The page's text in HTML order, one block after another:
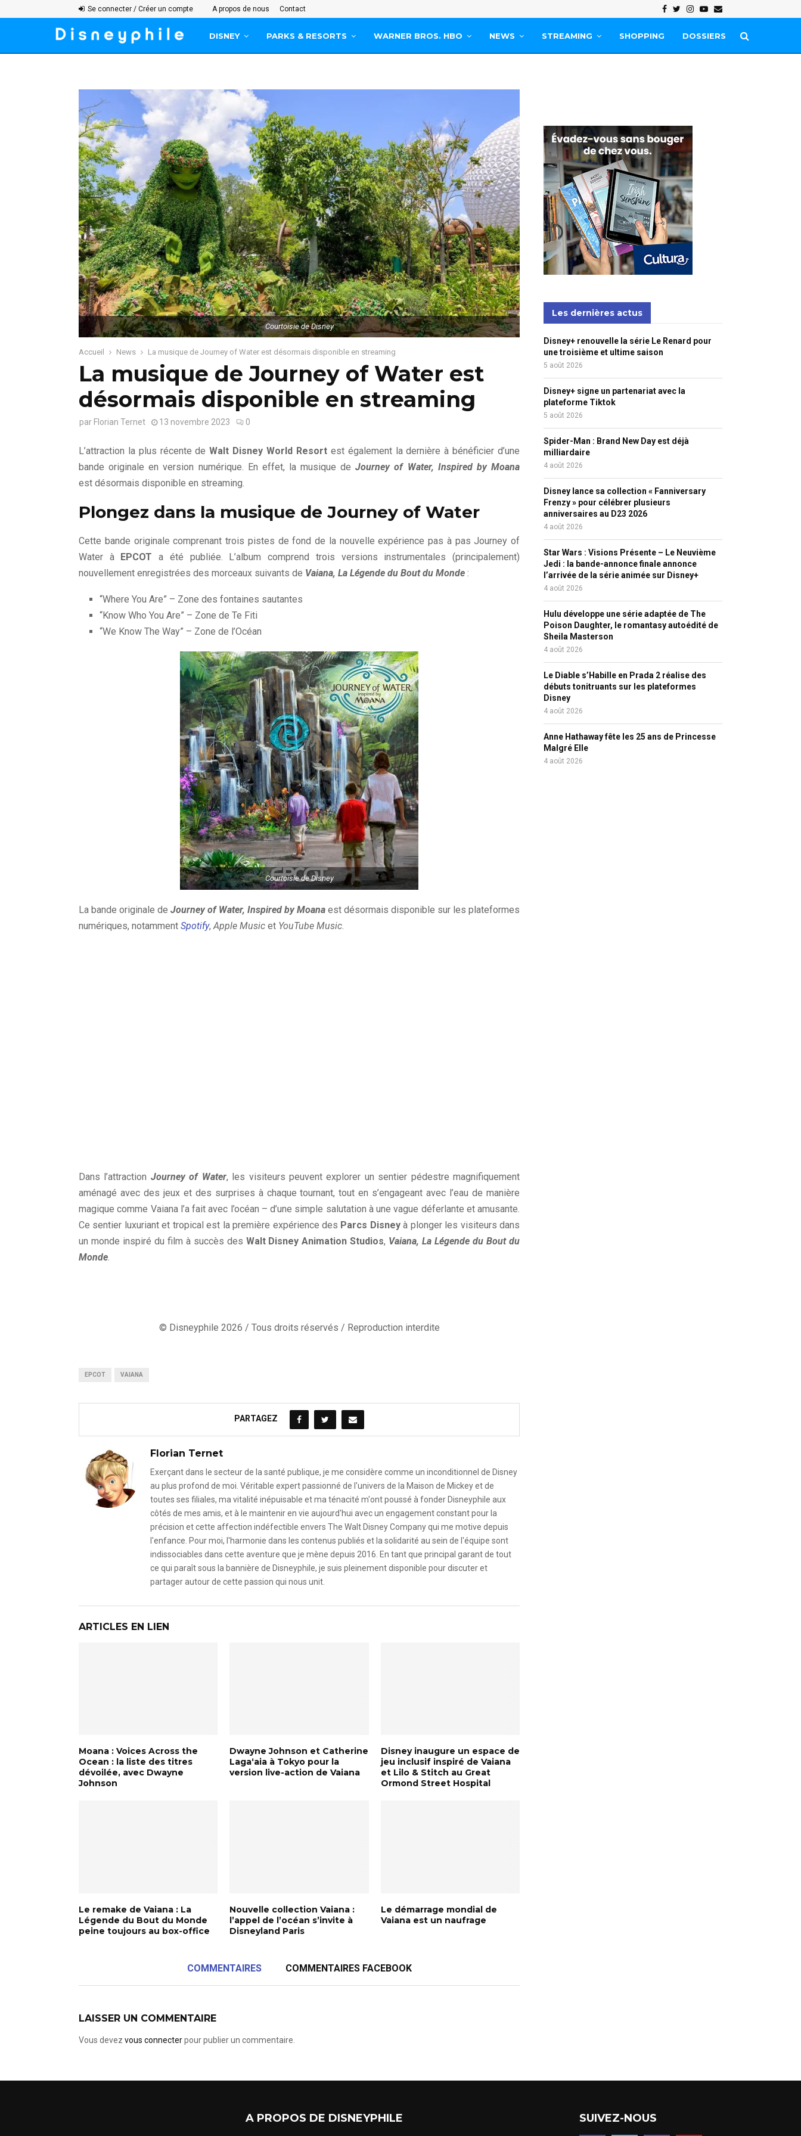
Se connecter / Créer un compte A propos de nous Contact Facebook
Twitter
Instagram
Youtube
Email
DISNEY PARKS & RESORTS WARNER BROS. HBO NEWS STREAMING SHOPPING DOSSIERS
Courtoisie de Disney
Accueil News La musique de Journey of Water est désormais disponible en streaming
La musique de Journey of Water est
désormais disponible en streaming
par Florian Ternet 13 novembre 2023 0
L’attraction la plus récente deWalt Disney World Resortest également la dernière à bénéficier d’une
bande originale en version numérique. En effet, la musique deJourney of Water, Inspired by Moana
est désormais disponible en streaming.
Plongez dans la musique de Journey of Water
Cette bande originale comprenant trois pistes de fond de la nouvelle expérience pas à pas Journey of
Water à
EPCOT a été publiée. L’album comprend trois versions instrumentales (principalement)
nouvellement enregistrées des morceaux suivants de Vaiana, La Légende du Bout du Monde :
“Where You Are” – Zone des fontaines sautantes
“Know Who You Are” – Zone de Te Fiti
“We Know The Way” – Zone de l’Océan
Courtoisie de Disney
La bande originale de Journey of Water, Inspired by Moana est désormais disponible sur les plateformes
numériques, notamment Spotify, Apple Music et YouTube Music
Dans l’attraction Journey of Water, les visiteurs peuvent explorer un sentier pédestre magnifiquement
aménagé avec des jeux et des surprises à chaque tournant, tout en s’engageant avec l’eau de manière
magique comme Vaiana l’a fait avec l’océan – d’une simple salutation à une vague déferlante et amusante.
Ce sentier luxuriant et tropical est la première expérience des Parcs Disneyà plonger les visiteurs dans
un monde inspiré du film à succès des Walt Disney Animation Studios, Vaiana, La Légende du Bout du
Monde
© Disneyphile 2026 / Tous droits réservés / Reproduction interdite
EPCOT VAIANA
PARTAGEZ
Florian Ternet
Exerçant dans le secteur de la santé publique, je me considère comme un inconditionnel de Disney
au plus profond de moi. Véritable expert passionné de l'univers de la Maison de Mickey et de
toutes ses filiales, ma vitalité inépuisable et ma ténacité m'ont poussé à fonder Disneyphile aux
côtés de mes amis, et à le maintenir en vie aujourd'hui avec un engagement constant pour la
précision et cette affection indéfectible envers The Walt Disney Company qui me motive depuis
l'enfance. Pour moi, l'harmonie dans les contenus publiés et la solidarité au sein de l'équipe sont
indissociables dans cette aventure que je mène depuis 2016. En tant que principal garant de tout
ce qui paraît sous la bannière de Disneyphile, je suis pleinement disponible pour discuter et
partager autour de cette passion qui nous unit.
ARTICLES EN LIEN
Moana : Voices Across the
Ocean : la liste des titres
dévoilée, avec Dwayne
Johnson
Dwayne Johnson et Catherine
Lagaʻaia à Tokyo pour la
version live-action de Vaiana
Disney inaugure un espace de
jeu inclusif inspiré de Vaiana
et Lilo & Stitch au Great
Ormond Street Hospital
Le remake de Vaiana : La
Légende du Bout du Monde
peine toujours au box-office
Nouvelle collection Vaiana :
l’appel de l’océan s’invite à
Disneyland Paris
Le démarrage mondial de
Vaiana est un naufrage
COMMENTAIRES COMMENTAIRES FACEBOOK
LAISSER UN COMMENTAIRE
Vous devez vous connecterpour publier un commentaire.
Les dernières actus
Disney+ renouvelle la série Le Renard pour
une troisième et ultime saison
5 août 2026
Disney+ signe un partenariat avec la
plateforme Tiktok
5 août 2026
Spider-Man : Brand New Day est déjà
milliardaire
4 août 2026
Disney lance sa collection « Fanniversary
Frenzy » pour célébrer plusieurs
anniversaires au D23 2026
4 août 2026
Star Wars : Visions Présente – Le Neuvième
Jedi : la bande-annonce finale annonce
l’arrivée de la série animée sur Disney+
4 août 2026
Hulu développe une série adaptée de The
Poison Daughter, le romantasy autoédité de
Sheila Masterson
4 août 2026
Le Diable s’Habille en Prada 2 réalise des
débuts tonitruants sur les plateformes
Disney
4 août 2026
Anne Hathaway fête les 25 ans de Princesse
Malgré Elle
4 août 2026
A PROPOS DE DISNEYPHILE SUIVEZ-NOUS